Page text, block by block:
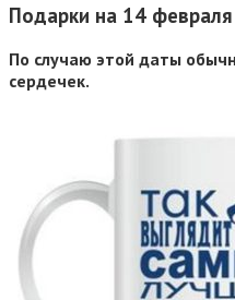
Подарки на 14 февраля
По случаю этой даты
сердечек.